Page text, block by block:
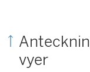
a
k
vyer